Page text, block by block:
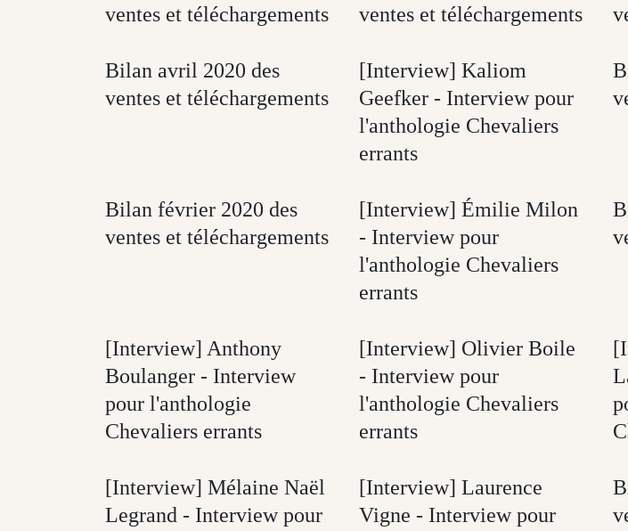
ventes et téléchargements
ventes et téléchargements
Bilan avril 2020 des
ventes et téléchargements
[Interview] Kaliom
Geefker - Interview pour
l'anthologie Chevaliers
errants
Bilan février 2020 des
ventes et téléchargements
[Interview] Émilie Milon
- Interview pour
l'anthologie Chevaliers
errants
[Interview] Anthony
Boulanger - Interview
pour l'anthologie
Chevaliers errants
[Interview] Olivier Boile
- Interview pour
l'anthologie Chevaliers
errants
[Interview] Mélaine Naël
Legrand - Interview pour
[Interview] Laurence
Vigne - Interview pour